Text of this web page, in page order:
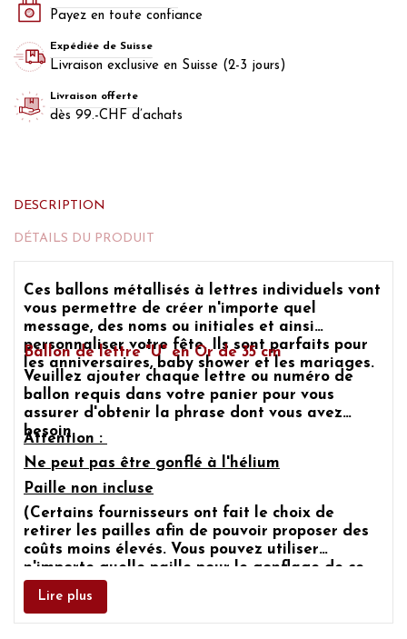
Payez en toute confiance
Expédiée de Suisse
Livraison exclusive en Suisse (2-3 jours)
Livraison offerte
dès 99.-CHF d’achats
DESCRIPTION
DÉTAILS DU PRODUIT
Ces ballons métallisés à lettres individuels vont
vous permettre de créer n'importe quel
message, des noms ou initiales et ainsi
personnaliser votre fête. Ils sont parfaits pour
les anniversaires, baby shower et les mariages.
Ballon de lettre "U" en Orde 35 cm
Veuillez ajouter chaque lettre ou numéro de
ballon requis dans votre panier pour vous
assurer d'obtenir la phrase dont vous avez
besoin.
Attention :
Ne peut pas être gonflé à l'hélium
Paille non incluse
(Certains fournisseurs ont fait le choix de
retirer les pailles afin de pouvoir proposer des
coûts moins élevés. Vous pouvez utiliser
n'importe quelle paille pour le gonflage de ce
ballon)
Lire plus